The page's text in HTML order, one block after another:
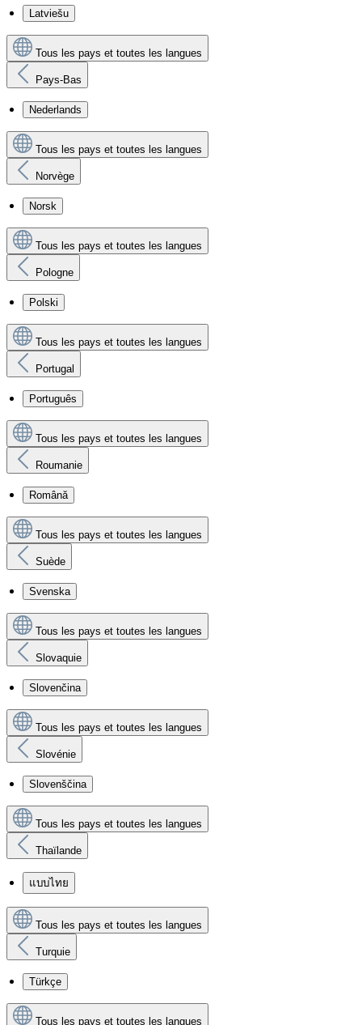
Latviešu
Tous les pays et toutes les langues
Pays-Bas
Nederlands
Tous les pays et toutes les langues
Norvège
Norsk
Tous les pays et toutes les langues
Pologne
Polski
Tous les pays et toutes les langues
Portugal
Português
Tous les pays et toutes les langues
Roumanie
Română
Tous les pays et toutes les langues
Suède
Svenska
Tous les pays et toutes les langues
Slovaquie
Slovenčina
Tous les pays et toutes les langues
Slovénie
Slovenščina
Tous les pays et toutes les langues
Thaïlande
แบบไทย
Tous les pays et toutes les langues
Turquie
Türkçe
Tous les pays et toutes les langues